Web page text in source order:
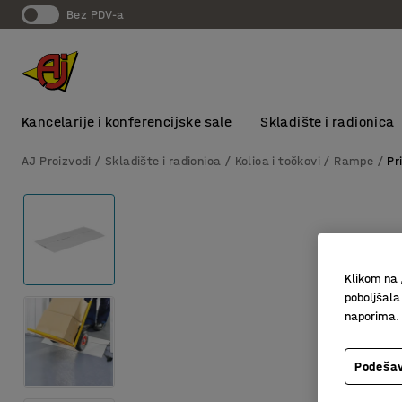
bez PDV-a
Kancelarije i konferencijske sale Skladište i radionica
AJ Proizvodi Skladište i radionica Kolica i točkovi Rampe
Klikom na
naporima.